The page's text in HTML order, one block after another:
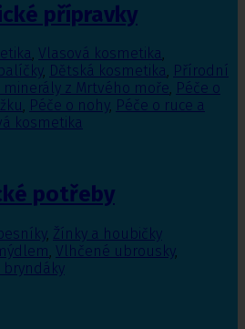
přípravky
, Vlasová kosmetika,
, Dětská kosmetika, Přírodní
minerály z Mrtvého moře, Péče o
, Péče o nohy, Péče o ruce a
kosmetika
potřeby
, Žínky a houbičky
, Vlhčené ubrousky,
bryndáky